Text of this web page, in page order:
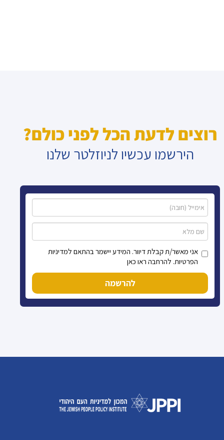
רוצים לדעת הכל לפני כולם?
הירשמו עכשיו לניוזלטר שלנו
אני מאשר/ת קבלת דיוור. המידע יישמר בהתאם למדיניות
הפרטיות. להרחבה ראו כאן
להרשמה